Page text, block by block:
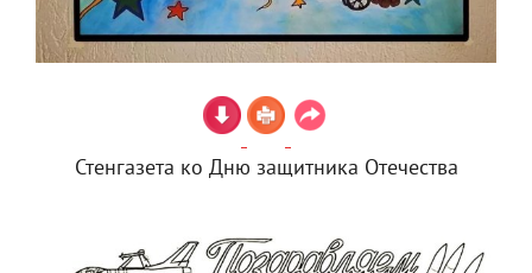
Стенгазета ко Дню защитника Отечества